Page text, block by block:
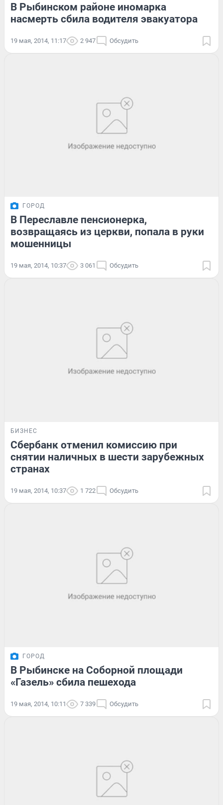
В Рыбинском районе иномарка
насмерть сбила водителя эвакуатора
19 мая, 2014, 11:17 2 947 Обсудить
ГОРОД
В Переславле пенсионерка,
возвращаясь из церкви, попала в руки
мошенницы
19 мая, 2014, 10:37 3 061 Обсудить
БИЗНЕС
Сбербанк отменил комиссию при
снятии наличных в шести зарубежных
странах
19 мая, 2014, 10:37 1 722 Обсудить
ГОРОД
В Рыбинске на Соборной площади
«Газель» сбила пешехода
19 мая, 2014, 10:11 7 339 Обсудить